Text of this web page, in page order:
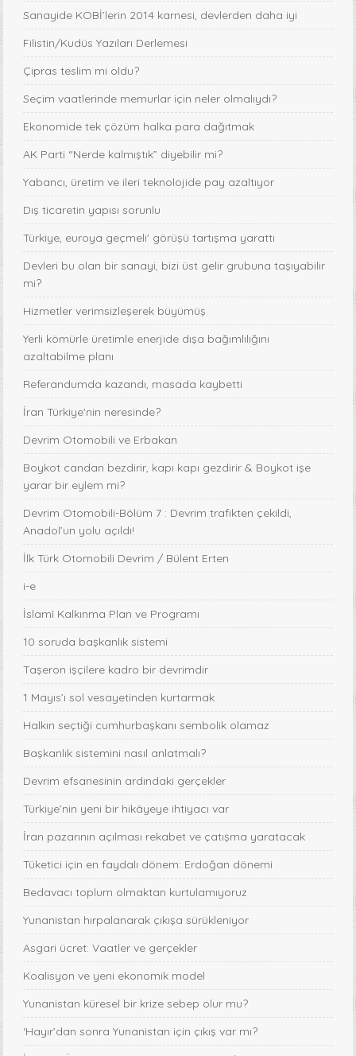
Sanayide KOBİ’lerin 2014 karnesi, devlerden daha iyi
Filistin/Kudüs Yazıları Derlemesi
Çipras teslim mi oldu?
Seçim vaatlerinde memurlar için neler olmalıydı?
Ekonomide tek çözüm halka para dağıtmak
AK Parti “Nerde kalmıştık” diyebilir mi?
Yabancı, üretim ve ileri teknolojide pay azaltıyor
Dış ticaretin yapısı sorunlu
Türkiye, euroya geçmeli' görüşü tartışma yarattı
Devleri bu olan bir sanayi, bizi üst gelir grubuna taşıyabilir
mi?
Hizmetler verimsizleşerek büyümüş
Yerli kömürle üretimle enerjide dışa bağımlılığını
azaltabilme planı
Referandumda kazandı, masada kaybetti
İran Türkiye'nin neresinde?
Devrim Otomobili ve Erbakan
Boykot candan bezdirir, kapı kapı gezdirir & Boykot işe
yarar bir eylem mi?
Devrim Otomobili-Bölüm 7 : Devrim trafikten çekildi,
Anadol’un yolu açıldı!
İlk Türk Otomobili Devrim / Bülent Erten
i-e
İslamî Kalkınma Plan ve Programı
10 soruda başkanlık sistemi
Taşeron işçilere kadro bir devrimdir
1 Mayıs’ı sol vesayetinden kurtarmak
Halkın seçtiği cumhurbaşkanı sembolik olamaz
Başkanlık sistemini nasıl anlatmalı?
Devrim efsanesinin ardındaki gerçekler
Türkiye’nin yeni bir hikâyeye ihtiyacı var
İran pazarının açılması rekabet ve çatışma yaratacak
Tüketici için en faydalı dönem: Erdoğan dönemi
Bedavacı toplum olmaktan kurtulamıyoruz
Yunanistan hırpalanarak çıkışa sürükleniyor
Asgari ücret: Vaatler ve gerçekler
Koalisyon ve yeni ekonomik model
Yunanistan küresel bir krize sebep olur mu?
‘Hayır’dan sonra Yunanistan için çıkış var mı?